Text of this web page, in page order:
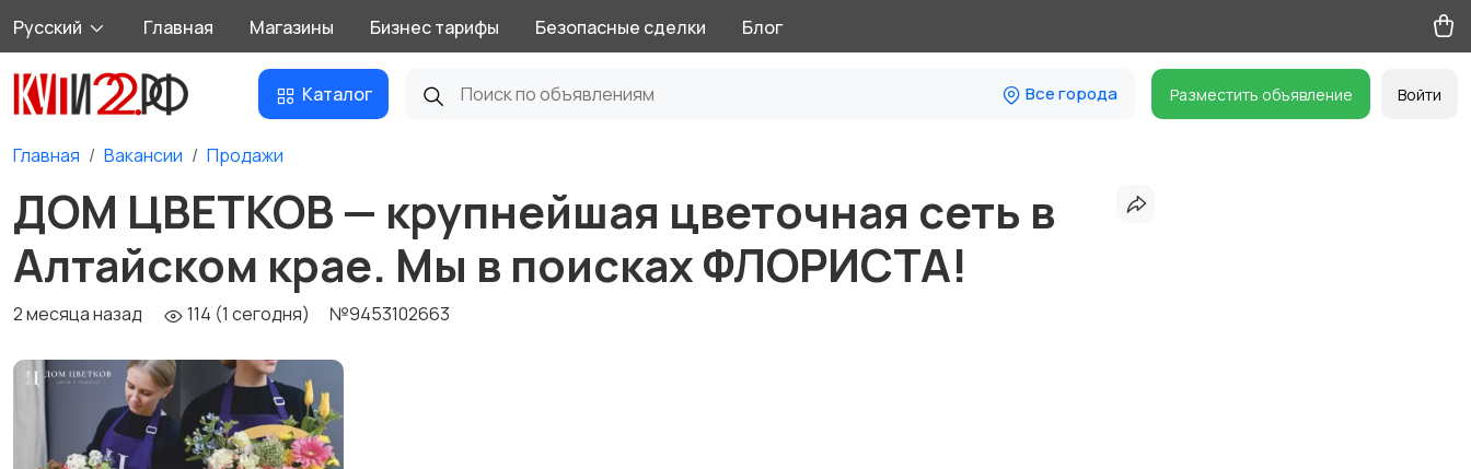
Русский Главная Магазины Бизнес тарифы Безопасные сделки Блог
Каталог Все города Разместить объявление Войти
Главная Вакансии Продажи
ДОМ ЦВЕТКОВ — крупнейшая цветочная сеть в
Алтайском крае. Мы в поисках ФЛОРИСТА!
2 месяца назад 114 (1 сегодня) №9453102663